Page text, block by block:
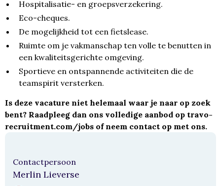
Hospitalisatie- en groepsverzekering.
Eco-cheques.
De mogelijkheid tot een fietslease.
Ruimte om je vakmanschap ten volle te benutten in
een kwaliteitsgerichte omgeving.
Sportieve en ontspannende activiteiten die de
teamspirit versterken.
Is deze vacature niet helemaal waar je naar op zoek
bent? Raadpleeg dan ons volledige aanbod op travo-
recruitment.com/jobs of neem contact op met ons.
Contactpersoon
Merlin Lieverse